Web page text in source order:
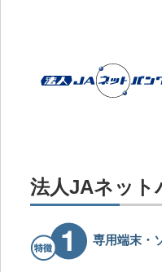
法人JAネット
専用端末・